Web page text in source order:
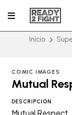
Inicio
COMIC IMAGES
Mutual
DESCRIPCIÓN
Mutual Respect